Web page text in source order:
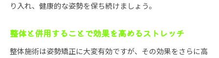
り入れ、健康的な姿勢を保ち続けましょう。
整体と併用することで効果を高めるストレッチ
整体施術は姿勢矯正に大変有効ですが、その効果をさらに高